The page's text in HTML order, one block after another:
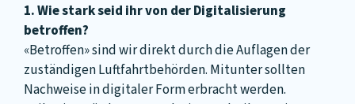
1. Wie stark seid ihr von der Digitalisierung
betroffen?
«Betroffen» sind wir direkt durch die Auflagen der
zuständigen Luftfahrtbehörden. Mitunter sollten
Nachweise in digitaler Form erbracht werden.